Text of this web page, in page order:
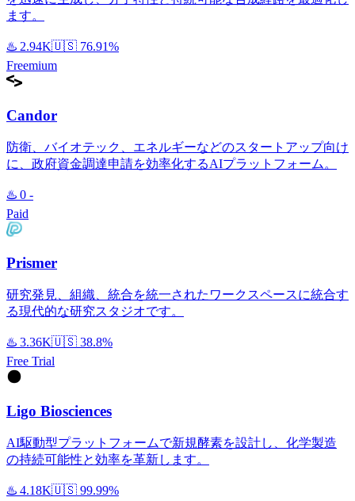
ます。
♨️ 2.94K🇺🇸 76.91%
Freemium
Candor
防衛、バイオテック、エネルギーなどのスタートアップ向け
に、政府資金調達申請を効率化するAIプラットフォーム。
♨️ 0 -
Paid
Prismer
研究発見、組織、統合を統一されたワークスペースに統合す
る現代的な研究スタジオです。
♨️ 3.36K🇺🇸 38.8%
Free Trial
Ligo Biosciences
AI駆動型プラットフォームで新規酵素を設計し、化学製造
の持続可能性と効率を革新します。
♨️ 4.18K🇺🇸 99.99%